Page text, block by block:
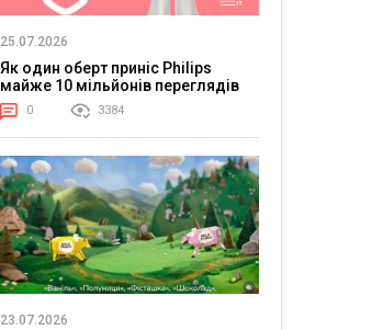
25.07.2026
Як один оберт приніс Philips
майже 10 мільйонів переглядів
0 3384
23.07.2026